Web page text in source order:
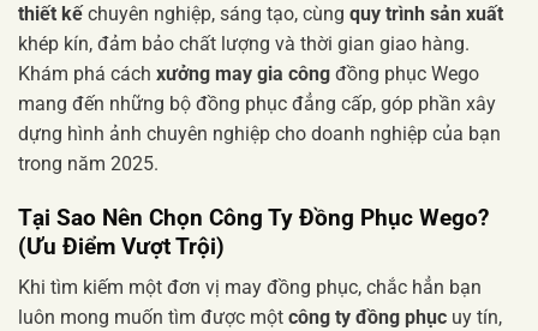
thiết kếchuyên nghiệp, sáng tạo, cùng quy trình sản xuất
khép kín, đảm bảo chất lượng và thời gian giao hàng.
Khám phá cách xưởng may gia công đồng phục Wego
mang đến những bộ đồng phục đẳng cấp, góp phần xây
dựng hình ảnh chuyên nghiệp cho doanh nghiệp của bạn
trong năm 2025.
Tại Sao Nên Chọn Công Ty Đồng Phục Wego?
(Ưu Điểm Vượt Trội)
Khi tìm kiếm một đơn vị may đồng phục, chắc hẳn bạn
luôn mong muốn tìm được một công ty đồng phục uy tín,